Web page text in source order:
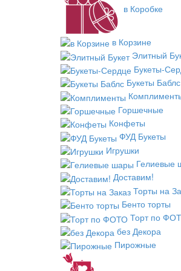
в Коробке
в Корзине
Элитный
Букеты-
Букеты Баблс
Горшечные
Конфеты
ФУД Букеты
Игрушки
Гелиевые
Доставим!
Торты на
Бенто торты
Торт по
без Декора
Пирожные